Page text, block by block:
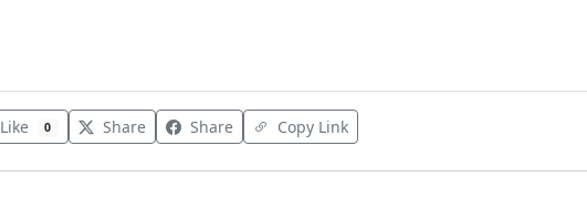
Like 0 Share Share Copy Link